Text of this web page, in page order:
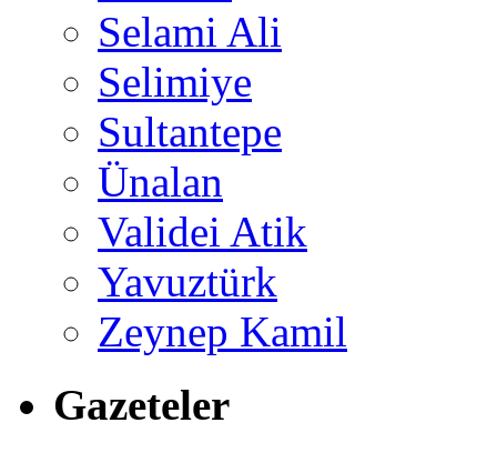
Selami Ali
Selimiye
Sultantepe
Ünalan
Validei Atik
Yavuztürk
Zeynep Kamil
Gazeteler